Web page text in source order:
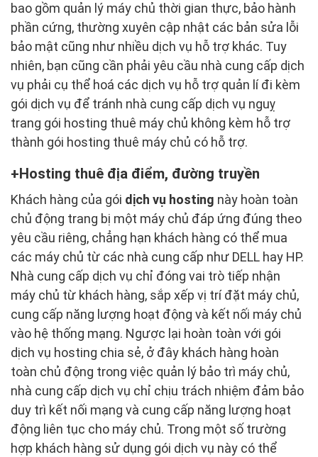
bao gồm quản lý máy chủ thời gian thực, bảo hành
phần cứng, thường xuyên cập nhật các bản sửa lỗi
bảo mật cũng như nhiều dịch vụ hỗ trợ khác. Tuy
nhiên, bạn cũng cần phải yêu cầu nhà cung cấp dịch
vụ phải cụ thể hoá các dịch vụ hỗ trợ quản lí đi kèm
gói dịch vụ để tránh nhà cung cấp dịch vụ nguỵ
trang gói hosting thuê máy chủ không kèm hỗ trợ
thành gói hosting thuê máy chủ có hỗ trợ.
Hosting thuê địa điểm, đường truyền
Khách hàng của gói dịch vụ hosting này hoàn toàn
chủ động trang bị một máy chủ đáp ứng đúng theo
yêu cầu riêng, chẳng hạn khách hàng có thể mua
các máy chủ từ các nhà cung cấp như DELL hay HP.
Nhà cung cấp dịch vụ chỉ đóng vai trò tiếp nhận
máy chủ từ khách hàng, sắp xếp vị trí đặt máy chủ,
cung cấp năng lượng hoạt động và kết nối máy chủ
vào hệ thống mạng. Ngược lại hoàn toàn với gói
dịch vụ hosting chia sẻ, ở đây khách hàng hoàn
toàn chủ động trong việc quản lý bảo trì máy chủ,
nhà cung cấp dịch vụ chỉ chịu trách nhiệm đảm bảo
duy trì kết nối mạng và cung cấp năng lượng hoạt
động liên tục cho máy chủ. Trong một số trường
hợp khách hàng sử dụng gói dịch vụ này có thể